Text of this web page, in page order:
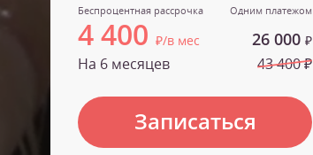
Беспроцентная рассрочка
4 400₽/в мес
На 6 месяцев
Одним платежом
26 000 ₽
43 400 ₽
Записаться